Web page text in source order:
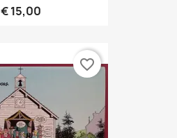
€ 15,00
favorite_border